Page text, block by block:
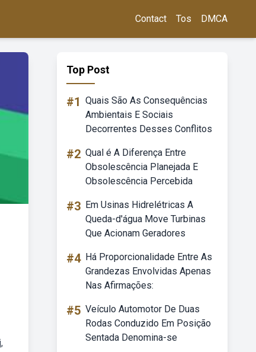
Contact Tos DMCA
Top Post
#1 Quais São As Consequências
Ambientais E Sociais
Decorrentes Desses Conflitos
#2 Qual é A Diferença Entre
Obsolescência Planejada E
Obsolescência Percebida
#3 Em Usinas Hidrelétricas A
Queda-d'água Move Turbinas
Que Acionam Geradores
#4 Há Proporcionalidade Entre As
Grandezas Envolvidas Apenas
Nas Afirmações:
#5 Veículo Automotor De Duas
Rodas Conduzido Em Posição
Sentada Denomina-se